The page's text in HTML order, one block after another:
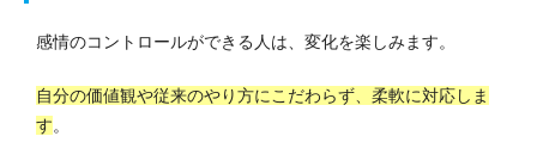
感情のコントロールができる人は、変化を楽しみます。
自分の価値観や従来のやり方にこだわらず、柔軟に対応しま
す。